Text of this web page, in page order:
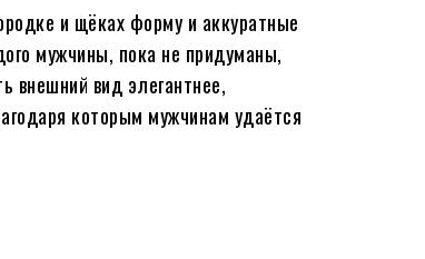
и щёках форму и аккуратные
мужчины, пока не придуманы,
внешний вид элегантнее,
которым мужчинам удаётся